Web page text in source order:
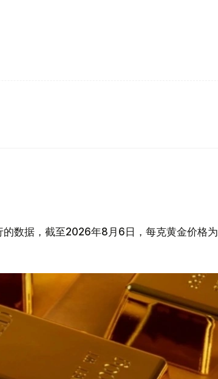
的数据，截至2026年8月6日，每克黄金价格为